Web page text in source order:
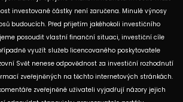
investované částky není zaručena. Minulé výnosy
budoucích. Před přijetím jakéhokoli investičního
posoudit vlastní finanční situaci, investiční cíle
využít služeb licencovaného poskytovatele
Svět nenese odpovědnost za investiční rozhodnutí
zveřejněných na těchto internetových stránkách.
zveřejněné uživateli vyjadřují názory jejich